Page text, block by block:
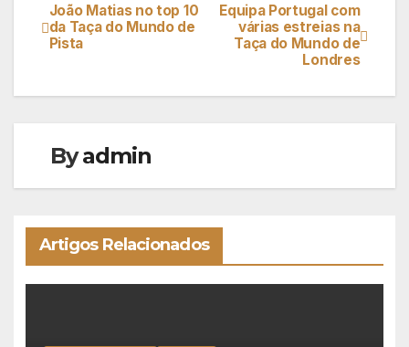
Navegação
de
artigos
Equipa Portugal com
várias estreias na
Taça do Mundo de
Londres
João Matias no top 10
da Taça do Mundo de
Pista
Byadmin
Artigos Relacionados